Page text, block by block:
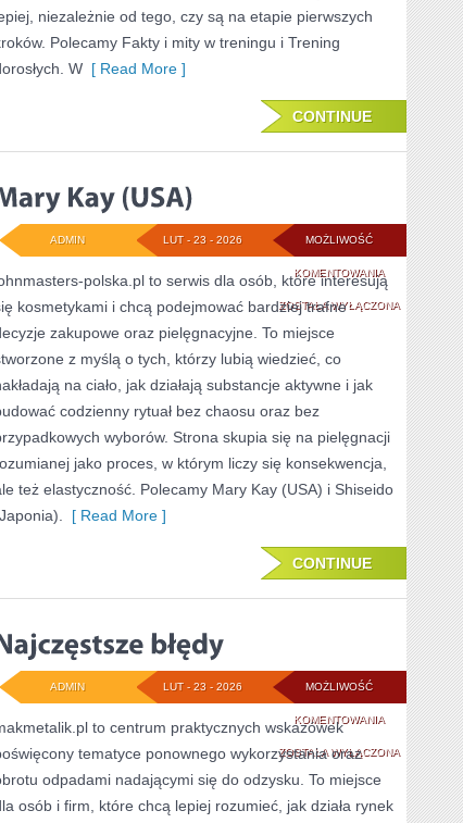
niezależnie od tego, czy są na etapie pierwszych
Polecamy Fakty i mity w treningu i Trening
W [ Read More ]
CONTINUE
MOŻLIWOŚĆ
KOMENTOWANIAMARY
KAY
(USA)
ZOSTAŁA WYŁĄCZONA
LUT - 23 - 2026
ADMIN
polska.pl to serwis dla osób, które interesują
kosmetykami i chcą podejmować bardziej trafne
zakupowe oraz pielęgnacyjne. To miejsce
z myślą o tych, którzy lubią wiedzieć, co
na ciało, jak działają substancje aktywne i jak
codzienny rytuał bez chaosu oraz bez
wyborów. Strona skupia się na pielęgnacji
jako proces, w którym liczy się konsekwencja,
też elastyczność. Polecamy Mary Kay (USA) i Shiseido
[ Read More ]
CONTINUE
MOŻLIWOŚĆ
KOMENTOWANIANAJCZĘSTSZE
BŁĘDY
ZOSTAŁA WYŁĄCZONA
LUT - 23 - 2026
ADMIN
to centrum praktycznych wskazówek
tematyce ponownego wykorzystania oraz
odpadami nadającymi się do odzysku. To miejsce
osób i firm, które chcą lepiej rozumieć, jak działa rynek